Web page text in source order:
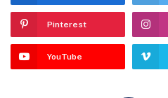
Pinterest
YouTube